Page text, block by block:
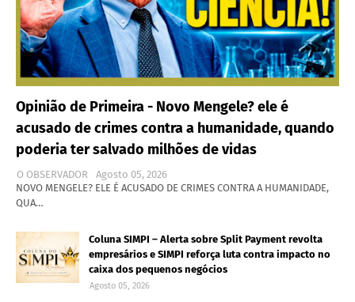
Opinião de Primeira - Novo Mengele? ele é
acusado de crimes contra a humanidade, quando
poderia ter salvado milhões de vidas
O OBSERVADOR
Agosto 05, 2026
NOVO MENGELE? ELE É ACUSADO DE CRIMES CONTRA A HUMANIDADE,
QUA…
Coluna SIMPI – Alerta sobre Split Payment revolta
empresários e SIMPI reforça luta contra impacto no
caixa dos pequenos negócios
Agosto 05, 2026